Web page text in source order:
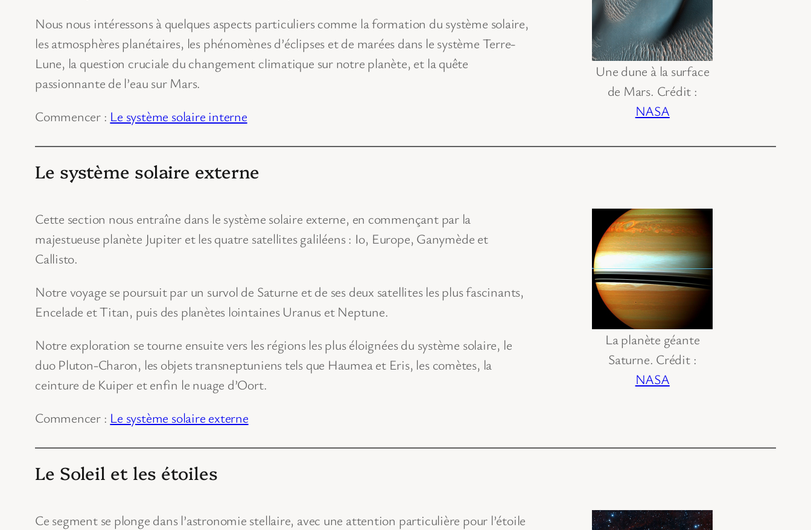
Nous nous intéressons à quelques aspects particuliers comme la formation du système solaire,
les atmosphères planétaires, les phénomènes d’éclipses et de marées dans le système Terre-
Lune, la question cruciale du changement climatique sur notre planète, et la quête
passionnante de l’eau sur Mars.
Commencer : Le système solaire interne
Une dune à la surface
de Mars. Crédit :
NASA
Le système solaire externe
Cette section nous entraîne dans le système solaire externe, en commençant par la
majestueuse planète Jupiter et les quatre satellites galiléens : Io, Europe, Ganymède et
Callisto.
Notre voyage se poursuit par un survol de Saturne et de ses deux satellites les plus fascinants,
Encelade et Titan, puis des planètes lointaines Uranus et Neptune.
Notre exploration se tourne ensuite vers les régions les plus éloignées du système solaire, le
duo Pluton-Charon, les objets transneptuniens tels que Haumea et Eris, les comètes, la
ceinture de Kuiper et enfin le nuage d’Oort.
Commencer : Le système solaire externe
La planète géante
Saturne. Crédit :
NASA
Le Soleil et les étoiles
Ce segment se plonge dans l’astronomie stellaire, avec une attention particulière pour l’étoile